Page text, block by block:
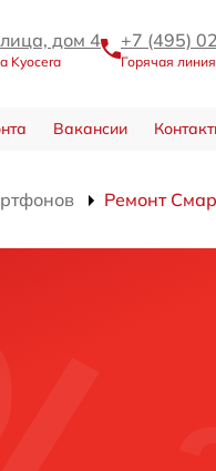
дом 4
Kyocera
+7 (495)
Горячая линия
Вакансии
Ремонт